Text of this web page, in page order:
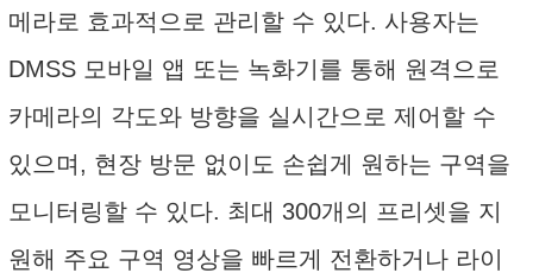
메라로 효과적으로 관리할 수 있다. 사용자는
DMSS 모바일 앱 또는 녹화기를 통해 원격으로
카메라의 각도와 방향을 실시간으로 제어할 수
있으며, 현장 방문 없이도 손쉽게 원하는 구역을
모니터링할 수 있다. 최대 300개의 프리셋을 지
원해 주요 구역 영상을 빠르게 전환하거나 라이